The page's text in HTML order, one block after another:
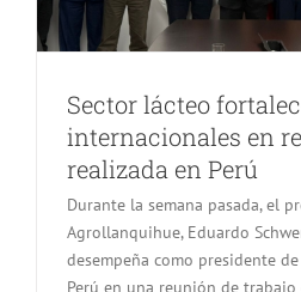
Sector lácteo
internacionales en
realizada en Perú
Durante la semana pasada, el
Agrollanquihue, Eduardo
desempeña como presidente
Perú en una reunión de trabajo